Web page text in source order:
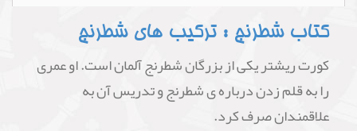
کتاب شطرنج : ترکیب های شطرنج
کورت ریشتر یکی از بزرگان شطرنج آلمان است. او عمری
را به قلم زدن درباره ی شطرنج و تدریس آن به
علاقمندان صرف کرد.